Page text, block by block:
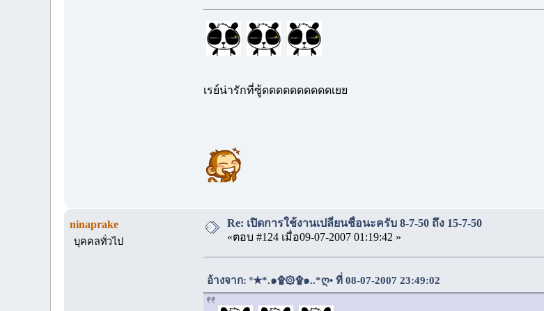
เรย์น่ารักที่ซู้ดดดดดดดดดดเยย
ninaprake
บุคคลทั่วไป
Re: เปิดการใช้งานเปลี่ยนชื่อนะครับ 8-7-50 ถึง 15-7-50
«ตอบ #124 เมื่อ09-07-2007 01:19:42 »
อ้างจาก: º★*.๑۩۞۩๑..*ღ• ที่ 08-07-2007 23:49:02